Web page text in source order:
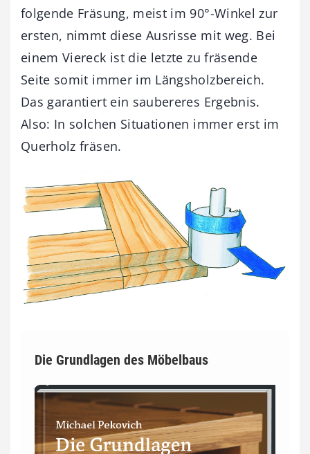
folgende Fräsung, meist im 90°-Winkel zur
ersten, nimmt diese Ausrisse mit weg. Bei
einem Viereck ist die letzte zu fräsende
Seite somit immer im Längsholzbereich.
Das garantiert ein saubereres Ergebnis.
Also: In solchen Situationen immer erst im
Querholz fräsen.
Die Grundlagen des Möbelbaus